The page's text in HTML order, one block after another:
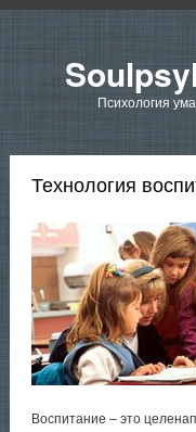
Психология
Технология
Воспитание – это